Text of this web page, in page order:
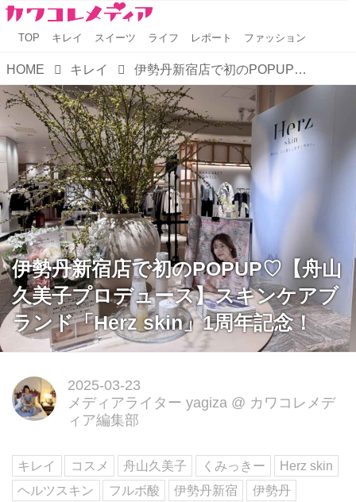
TOP キレイ スイーツ ライフ レポート ファッション
HOME キレイ 伊勢丹新宿店で初のPOPUP♡【舟山久美子プロデュース】スキンケアブランド「Herz skin」1周年記念！
伊勢丹新宿店で初のPOPUP♡【舟山
久美子プロデュース】スキンケアブ
ランド「Herz skin」1周年記念！
2025-03-23
メディアライター yagiza @ カワコレメデ
ィア編集部
キレイ コスメ 舟山久美子 くみっきー
Herz skin
ヘルツスキン
フルボ酸 伊勢丹新宿
伊勢丹